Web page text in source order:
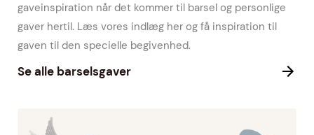
gaveinspiration når det kommer til barsel og personlige
gaver hertil. Læs vores indlæg her og få inspiration til
gaven til den specielle begivenhed.
Se alle barselsgaver